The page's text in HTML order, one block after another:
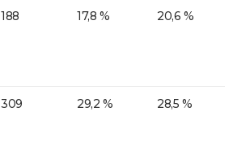
188 17,8 % 20,6 %
309 29,2 % 28,5 %